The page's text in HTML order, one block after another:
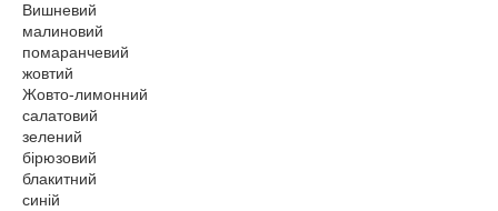
Вишневий
малиновий
помаранчевий
жовтий
Жовто-лимонний
салатовий
зелений
бірюзовий
блакитний
синій